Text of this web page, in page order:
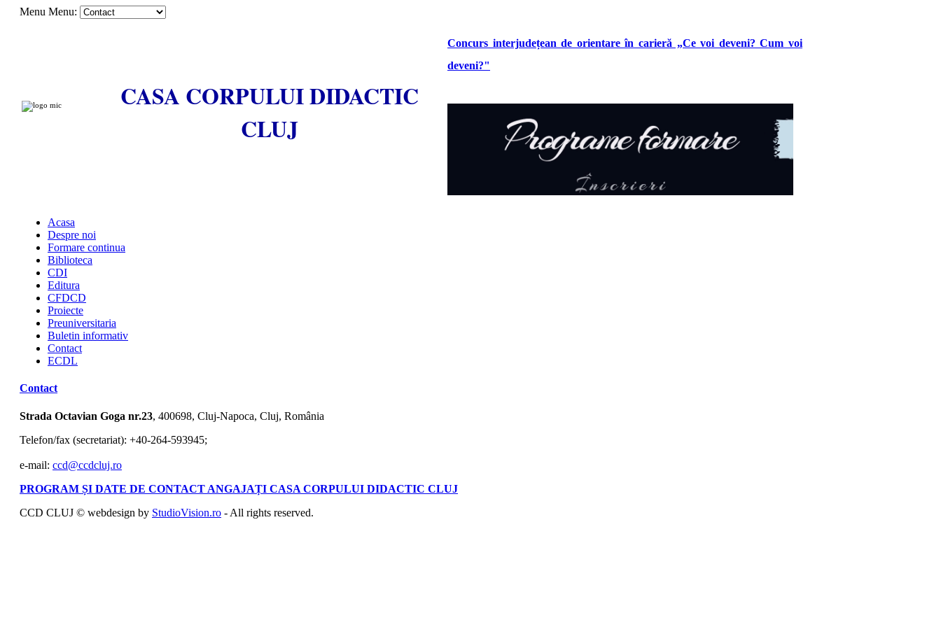
Menu Menu:
CASA CORPULUI DIDACTIC
CLUJ
Concurs interjudețean de orientare în carieră „Ce voi deveni? Cum voi
deveni?"
Acasa
Despre noi
Formare continua
Biblioteca
CDI
Editura
CFDCD
Proiecte
Preuniversitaria
Buletin informativ
Contact
ECDL
Contact
Strada Octavian Goga nr.23, 400698, Cluj-Napoca, Cluj, România
Telefon/fax (secretariat): +40-264-593945;
e-mail: ccd@ccdcluj.ro
PROGRAM ȘI DATE DE CONTACT ANGAJAȚI CASA CORPULUI DIDACTIC CLUJ
CCD CLUJ © webdesign by StudioVision.ro - All rights reserved.